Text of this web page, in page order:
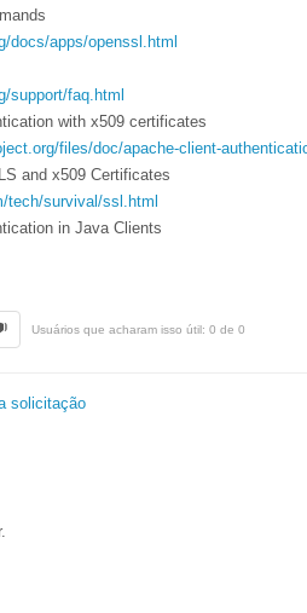
docs/apps/openssl.html
support/faq.html
with x509 certificates
files/doc/apache-client-
and x509 Certificates
tech/survival/ssl.html
in Java Clients
Usuários que acharam isso útil: 0 de 0
solicitação